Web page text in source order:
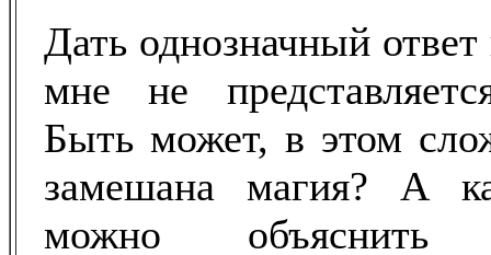
Дать однозначный ответ
мне не
Быть может, в этом
замешана магия? А
можно